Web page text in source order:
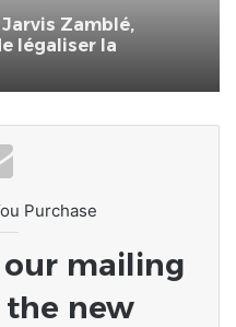
légaliser la
Purchase
mailing
new